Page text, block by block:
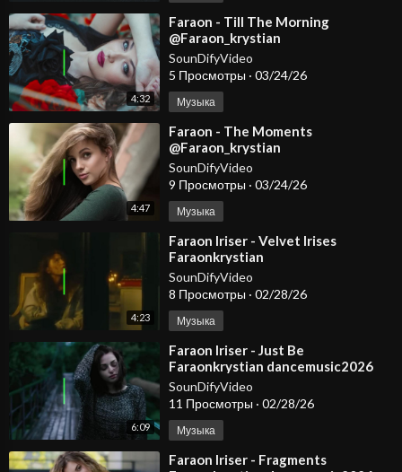
4:32
⁣Faraon - Till The Morning
@Faraon_krystian
#dancemusic2026
#deephousemusic #spotify
#carmusic #edm
SounDifyVideo
5 Просмотры · 03/24/26
Музыка
4:47
⁣Faraon - The Moments
@Faraon_krystian
SounDifyVideo
9 Просмотры · 03/24/26
Музыка
4:23
⁣Faraon Iriser - Velvet Irises
Faraonkrystian
SounDifyVideo
8 Просмотры · 02/28/26
Музыка
6:09
⁣Faraon Iriser - Just Be
Faraonkrystian dancemusic2026
SounDifyVideo
11 Просмотры · 02/28/26
Музыка
⁣Faraon Iriser - Fragments